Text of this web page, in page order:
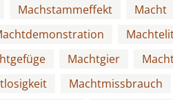
Machstammeffekt Macht
Machtgier
Machtmissbrauch